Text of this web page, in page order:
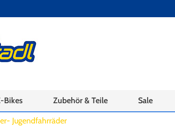
Bikes Zubehör & Teile Sale
Jugendfahrräder